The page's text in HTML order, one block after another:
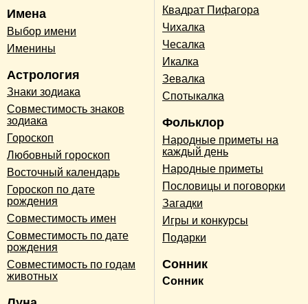
Имена
Выбор имени
Именины
Астрология
Знаки зодиака
Совместимость знаков
зодиака
Гороскоп
Любовный гороскоп
Восточный календарь
Гороскоп по дате
рождения
Совместимость имен
Совместимость по дате
рождения
Совместимость по годам
животных
Квадрат Пифагора
Чихалка
Чесалка
Икалка
Зевалка
Спотыкалка
Фольклор
Народные приметы на
каждый день
Народные приметы
Пословицы и поговорки
Загадки
Игры и конкурсы
Подарки
Сонник
Сонник